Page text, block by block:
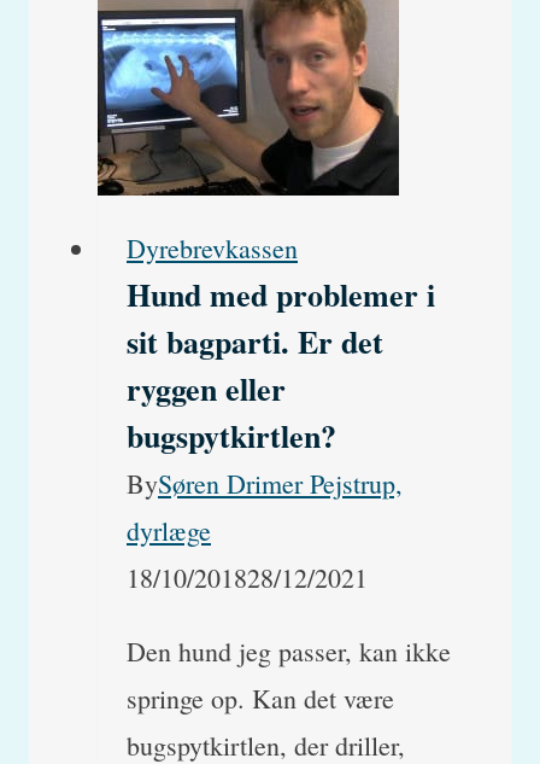
spist
chokoladekage,
hvad
skal
jeg
gøre?
Dyrebrevkassen
Hund med problemer i
sit bagparti. Er det
ryggen eller
bugspytkirtlen?
BySøren Drimer Pejstrup,
dyrlæge
18/10/201828/12/2021
Den hund jeg passer, kan ikke
springe op. Kan det være
bugspytkirtlen, der driller,